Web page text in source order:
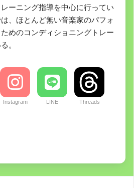
ーニング指導を中心に行ってい
、ほとんど無い音楽家のパフォ
めのコンディショニングトレー
。
Instagram LINE Threads